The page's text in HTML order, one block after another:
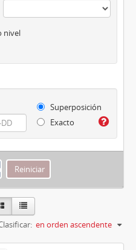
nivel
Superposición
Exacto
en orden ascendente